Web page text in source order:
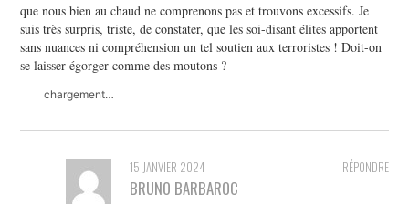
que nous bien au chaud ne comprenons pas et trouvons excessifs. Je
suis très surpris, triste, de constater, que les soi-disant élites apportent
sans nuances ni compréhension un tel soutien aux terroristes ! Doit-on
se laisser égorger comme des moutons ?
chargement…
RÉPONDRE
15 JANVIER 2024
BRUNO BARBAROC